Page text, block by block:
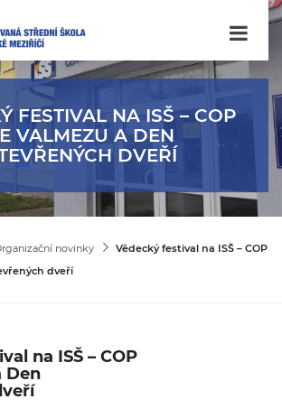
FESTIVAL NA ISŠ – COP
VALMEZU A DEN
DVEŘÍ
novinky
Vědecký festival na ISŠ – COP
dveří
na ISŠ – COP
Den